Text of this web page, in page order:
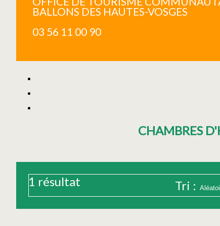
BALLONS DES HAUTES-VOSGES
03 56 11 00 90
CHAMBRES
1 résultat Tri :